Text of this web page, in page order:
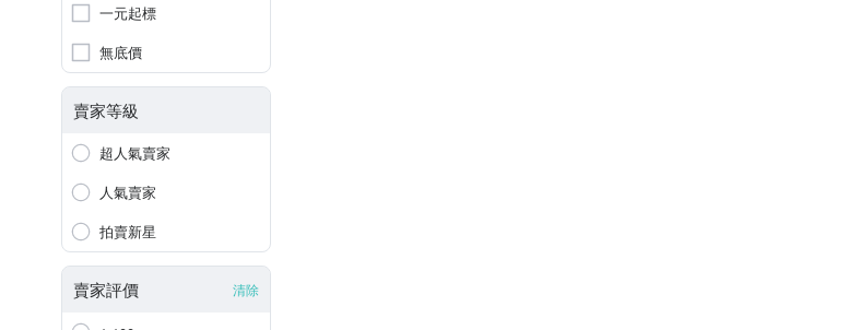
一元起標
無底價
賣家等級
超人氣賣家
人氣賣家
拍賣新星
賣家評價 清除